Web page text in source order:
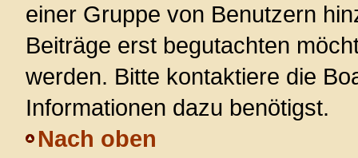
einer Gruppe von Benutzern
Beiträge erst begutachten
werden. Bitte kontaktiere die
Informationen dazu benötigst.
Nach oben